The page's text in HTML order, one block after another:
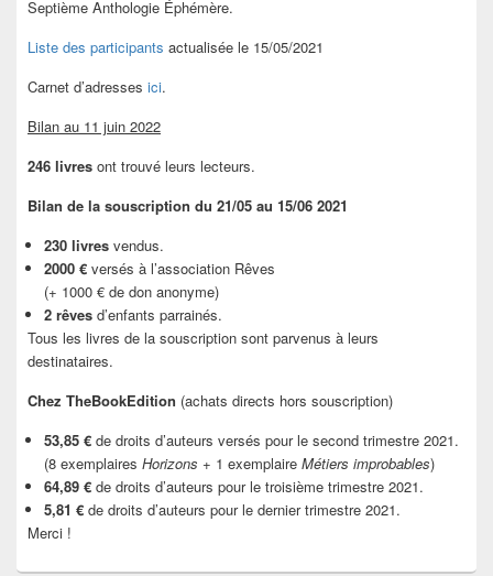
Septième Anthologie Éphémère.
Liste des participants actualisée le 15/05/2021
Carnet d’adresses ici.
Bilan au 11 juin 2022
246 livres ont trouvé leurs lecteurs.
Bilan de la souscription du 21/05 au 15/06 2021
230 livres vendus.
2000 € versés à l’association Rêves
(+ 1000 € de don anonyme)
2 rêves d’enfants parrainés.
Tous les livres de la souscription sont parvenus à leurs
destinataires.
Chez TheBookEdition (achats directs hors souscription)
53,85 € de droits d’auteurs versés pour le second trimestre 2021.
(8 exemplaires Horizons + 1 exemplaire Métiers improbables)
64,89 € de droits d’auteurs pour le troisième trimestre 2021.
5,81 € de droits d’auteurs pour le dernier trimestre 2021.
Merci !